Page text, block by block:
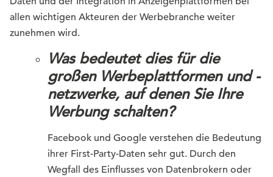
allen wichtigen Akteuren der Werbebranche weiter
zunehmen wird.
Was bedeutet dies für die
großen Werbeplattformen und -
netzwerke, auf denen Sie Ihre
Werbung schalten?
Facebook und Google verstehen die Bedeutung
ihrer First-Party-Daten sehr gut. Durch den
Wegfall des Einflusses von Datenbrokern oder